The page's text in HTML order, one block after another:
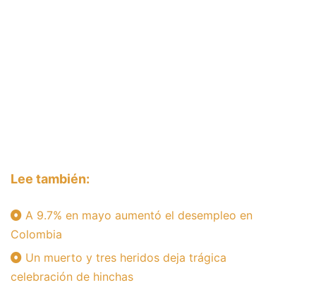
Lee también:
A 9.7% en mayo aumentó el desempleo en
Colombia
Un muerto y tres heridos deja trágica
celebración de hinchas